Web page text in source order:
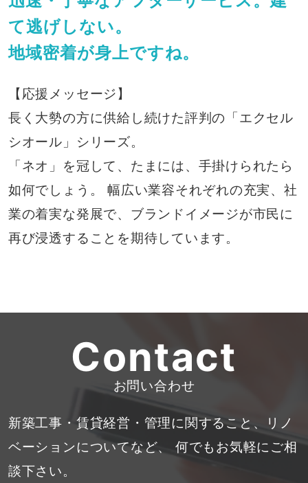
て逃げしない。
地域密着が身上ですね。
【応援メッセージ】
長く大勢の方に供給し続けた評判の「エクセル
シオール」シリーズ。
「ネオ」を冠して、たまには、手掛けられたら
如何でしょう。 幅広い業容それぞれの充実、社
業の着実な発展で、ブランドイメージが市民に
再び浸透することを期待しています。
Contact
お問い合わせ
新築工事・賃貸経営・管理に関すること、リノ
ベーションについてなど、
何でもお気軽にご相
談下さい。